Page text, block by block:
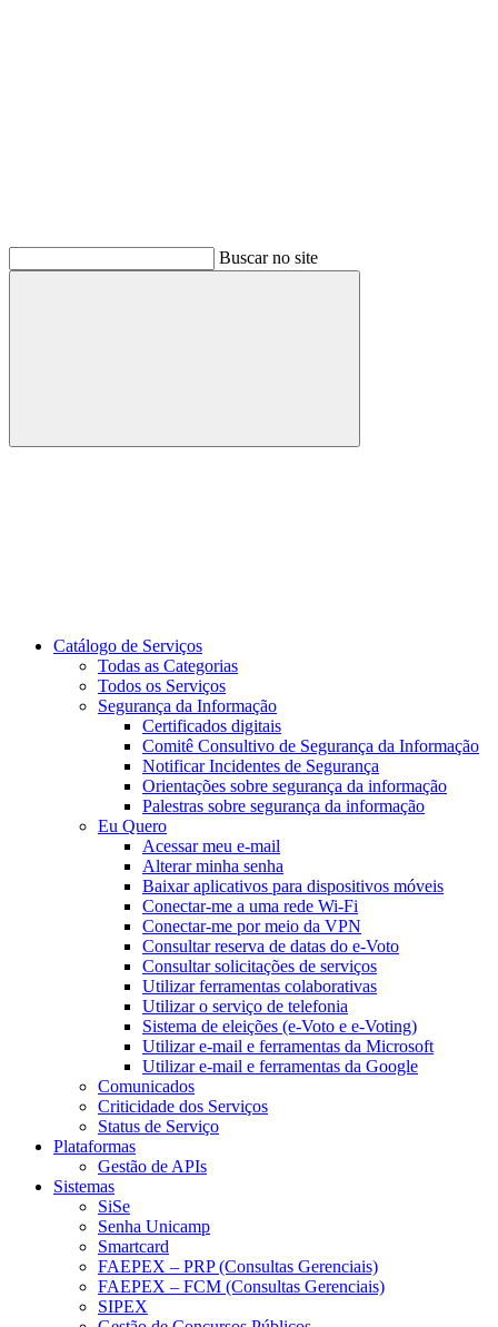
Buscar no site
Buscar
Catálogo de Serviços
Todas as Categorias
Todos os Serviços
Segurança da Informação
Certificados digitais
Comitê Consultivo de Segurança da Informação
Notificar Incidentes de Segurança
Orientações sobre segurança da informação
Palestras sobre segurança da informação
Eu Quero
Acessar meu e-mail
Alterar minha senha
Baixar aplicativos para dispositivos móveis
Conectar-me a uma rede Wi-Fi
Conectar-me por meio da VPN
Consultar reserva de datas do e-Voto
Consultar solicitações de serviços
Utilizar ferramentas colaborativas
Utilizar o serviço de telefonia
Sistema de eleições (e-Voto e e-Voting)
Utilizar e-mail e ferramentas da Microsoft
Utilizar e-mail e ferramentas da Google
Comunicados
Criticidade dos Serviços
Status de Serviço
Plataformas
Gestão de APIs
Sistemas
SiSe
Senha Unicamp
Smartcard
FAEPEX – PRP (Consultas Gerenciais)
FAEPEX – FCM (Consultas Gerenciais)
SIPEX